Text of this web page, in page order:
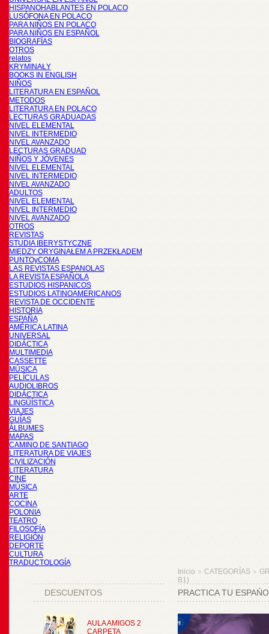
HISPANOHABLANTES EN POLACO
LUSÓFONA EN POLACO
PARA NIÑOS EN POLACO
PARA NIÑOS EN ESPAÑOL
BIOGRAFÍAS
OTROS
relatos
KRYMINAŁY
BOOKS IN ENGLISH
NIÑOS
LITERATURA EN ESPAÑOL
METODOS
LITERATURA EN POLACO
LECTURAS GRADUADAS
NIVEL ELEMENTAL
NIVEL INTERMEDIO
NIVEL AVANZADO
LECTURAS GRADUAD
NIÑOS Y JÓVENES
NIVEL ELEMENTAL
NIVEL INTERMEDIO
NIVEL AVANZADO
ADULTOS
NIVEL ELEMENTAL
NIVEL INTERMEDIO
NIVEL AVANZADO
OTROS
REVISTAS
STUDIA IBERYSTYCZNE
MIĘDZY ORYGINAŁEM A PRZEKŁADEM
PUNTOyCOMA
LAS REVISTAS ESPANOLAS
LA REVISTA ESPAÑOLA
ESTUDIOS HISPANICOS
ESTUDIOS LATINOAMERICANOS
REVISTA DE OCCIDENTE
HISTORIA
ESPAÑA
AMÉRICA LATINA
UNIVERSAL
DIDÁCTICA
MULTIMEDIA
CASSETTE
MÚSICA
PELÍCULAS
AUDIOLIBROS
DIDÁCTICA
LINGÜÍSTICA
VIAJES
GUÍAS
ÁLBUMES
MAPAS
CAMINO DE SANTIAGO
LITERATURA DE VIAJES
CIVILIZACIÓN
LITERATURA
CINE
MÚSICA
ARTE
COCINA
POLONIA
TEATRO
FILOSOFÍA
RELIGIÓN
DEPORTE
CULTURA
TRADUCTOLOGÍA
DESCUENTOS
AULA AMIGOS 2
CARPETA
Inicio > CATEGORÍAS >
B1)
PRACTICA TU